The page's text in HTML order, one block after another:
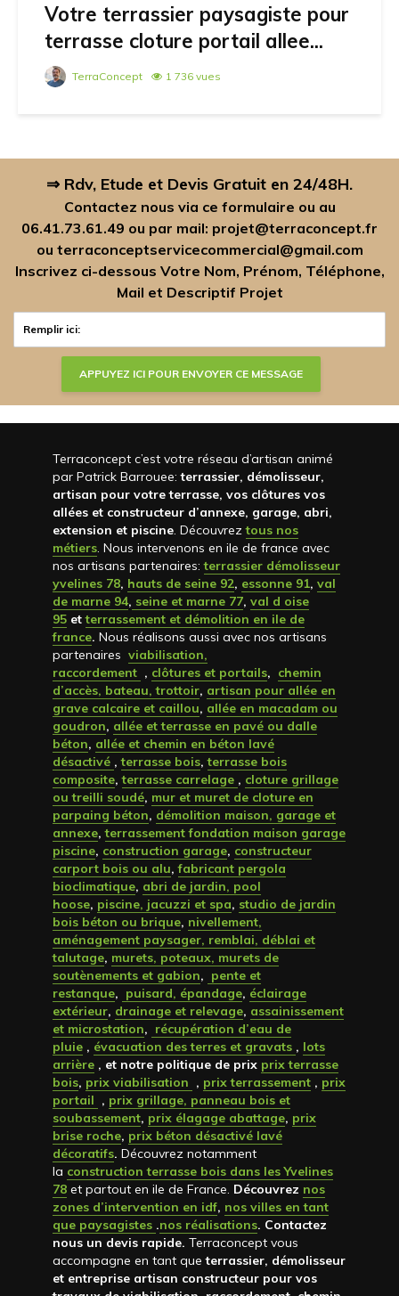
Votre terrassier paysagiste pour
terrasse cloture portail allee...
TerraConcept 1 736 vues
⇒ Rdv, Etude et Devis Gratuit en 24/48H.
Contactez nous via ce formulaire ou au
06.41.73.61.49 ou par mail: projet@terraconcept.fr
ou terraconceptservicecommercial@gmail.com
Inscrivez ci-dessous Votre Nom, Prénom, Téléphone,
Mail et Descriptif Projet
Terraconcept c’est votre réseau d’artisan animé
par Patrick Barrouee:terrassier, démolisseur,
artisan pour votre terrasse, vos clôtures vos
allées et constructeur d’annexe, garage, abri,
extension et piscine. Découvreztous nos
métiers. Nous intervenons en ile de france avec
nos artisans partenaires:terrassier démolisseur
yvelines 78, hauts de seine 92, essonne 91, val
de marne 94, seine et marne 77, val d oise
95 etterrassement et démolition en ile de
france. Nous réalisons aussi avec nos artisans
partenaires viabilisation,
raccordement , clôtures et portails, chemin
d’accès, bateau, trottoir, artisan pour allée en
grave calcaire et caillou, allée en macadam ou
goudron, allée et terrasse en pavé ou dalle
béton, allée et chemin en béton lavé
désactivé ,terrasse bois,terrasse bois
composite,terrasse carrelage , cloture grillage
ou treilli soudé, mur et muret de cloture en
parpaing béton, démolition maison, garage et
annexe,terrassement fondation maison garage
piscine, construction garage, constructeur
carport bois ou alu,fabricant pergola
bioclimatique, abri de jardin, pool
hoose, piscine, jacuzzi et spa, studio de jardin
bois béton ou brique, nivellement,
aménagement paysager, remblai, déblai et
talutage, murets, poteaux, murets de
soutènements et gabion, pente et
restanque, puisard, épandage, éclairage
extérieur, drainage et relevage, assainissement
et microstation, récupération d’eau de
pluie , évacuation des terres et gravats , lots
arrière , et notre politique de prix prix terrasse
bois, prix viabilisation , prix terrassement , prix
portail , prix grillage, panneau bois et
soubassement, prix élagage abattage, prix
brise roche, prix béton désactivé lavé
décoratifs. Découvrez notamment
la construction terrasse bois dans les Yvelines
78 et partout en ile de France. Découvrez nos
zones d’intervention en idf, nos villes en tant
que paysagistes .nos réalisations. Contactez
nous un devis rapide. Terraconcept vous
accompagne en tant queterrassier, démolisseur
et entreprise artisan constructeur pour vos